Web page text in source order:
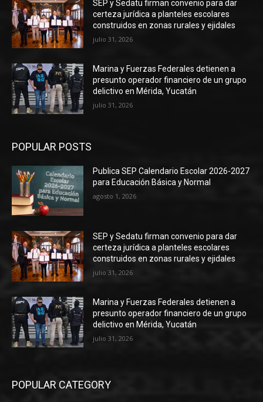
SEP y Sedatu firman convenio para dar
certeza jurídica a planteles escolares
construidos en zonas rurales y ejidales
julio 31, 2026
Marina y Fuerzas Federales detienen a
presunto operador financiero de un grupo
delictivo en Mérida, Yucatán
julio 31, 2026
POPULAR POSTS
Publica SEP Calendario Escolar 2026-2027
para Educación Básica y Normal
agosto 1, 2026
SEP y Sedatu firman convenio para dar
certeza jurídica a planteles escolares
construidos en zonas rurales y ejidales
julio 31, 2026
Marina y Fuerzas Federales detienen a
presunto operador financiero de un grupo
delictivo en Mérida, Yucatán
julio 31, 2026
POPULAR CATEGORY